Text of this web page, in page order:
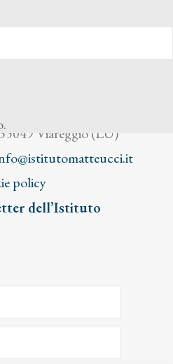
Viareggio (LU)
policy
dell’Istituto